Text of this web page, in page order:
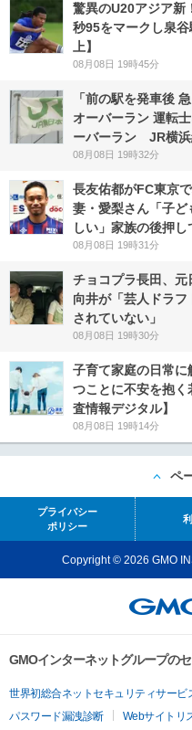
驚異のU20アジア新
秒95をマークし泉
上】
08月08日 19時45分
「前の駅を発車後
オーバーラン 運転
ーバーラン JR横浜
08月08日 19時32分
長友佑都がFC東京
妻・愛梨さん「子ど
しい」家族の後押し
08月08日 19時31分
チョコプラ長田、
向井が「芸人ドラ
されていない」
08月08日 19時30分
子育て家庭の日常
つことに不安を抱く
査情報デジタル】
08月08日 19時14分
ペ
プライバシー
ポリシー
Copyright © 2026 GMO
GMOインターネットグループの
世界初総合ネットセキュリティサービ
パスワード漏洩診断
Webサイトリ